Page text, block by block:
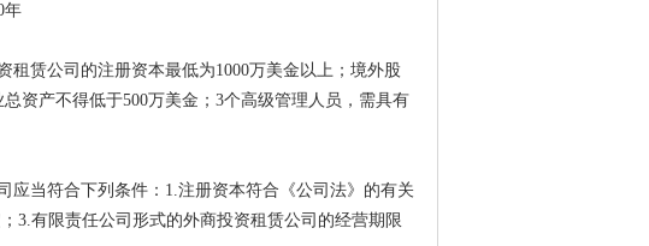
年
赁公司的注册资本最低为1000万美金以上；境外股
资产不得低于500万美金；3个高级管理人员，需具有
应当符合下列条件：1.注册资本符合《公司法》的有关
3.有限责任公司形式的外商投资租赁公司的经营期限